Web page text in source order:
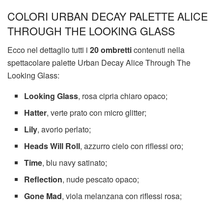
COLORI URBAN DECAY PALETTE ALICE
THROUGH THE LOOKING GLASS
Ecco nel dettaglio tutti i 20 ombretticontenuti nella
spettacolare palette Urban Decay Alice Through The
Looking Glass:
Looking Glass, rosa cipria chiaro opaco;
Hatter, verte prato con micro glitter;
Lily, avorio perlato;
Heads Will Roll, azzurro cielo con riflessi oro;
Time, blu navy satinato;
Reflection, nude pescato opaco;
Gone Mad, viola melanzana con riflessi rosa;